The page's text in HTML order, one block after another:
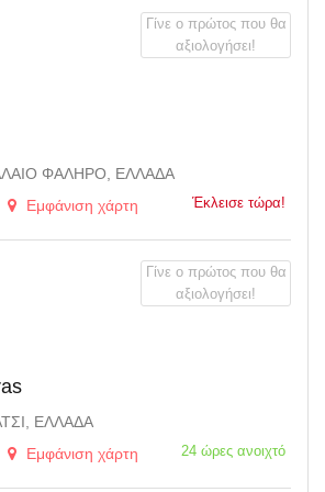
ΦΆΛΗΡΟ, ΕΛΛΆΔΑ
Εμφάνιση χάρτη Έκλεισε τώρα!
Γίνε ο πρώτος που θα
αξιολογήσει!
ΕΛΛΆΔΑ
Εμφάνιση χάρτη 24 ώρες ανοιχτό
Γίνε ο πρώτος που θα
αξιολογήσει!